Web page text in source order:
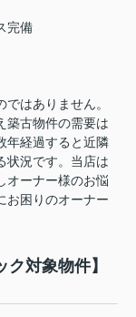
完備
はありません。
築古物件の需要は
年経過すると近隣
状況です。当店は
オーナー様のお悩
お困りのオーナー
対象物件】